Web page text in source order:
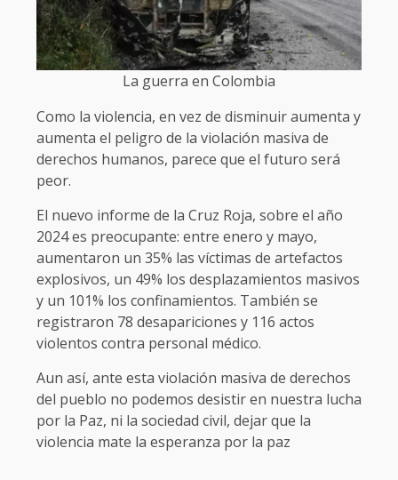
La guerra en Colombia
Como la violencia, en vez de disminuir aumenta y
aumenta el peligro de la violación masiva de
derechos humanos, parece que el futuro será
peor.
El nuevo informe de la Cruz Roja, sobre el año
2024 es preocupante: entre enero y mayo,
aumentaron un 35% las víctimas de artefactos
explosivos, un 49% los desplazamientos masivos
y un 101% los confinamientos. También se
registraron 78 desapariciones y 116 actos
violentos contra personal médico.
Aun así, ante esta violación masiva de derechos
del pueblo no podemos desistir en nuestra lucha
por la Paz, ni la sociedad civil, dejar que la
violencia mate la esperanza por la paz